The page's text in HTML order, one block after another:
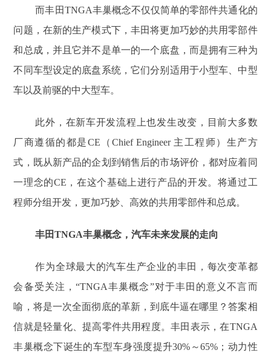
而丰田TNGA丰巢概念不仅仅简单的零部件共通化的
问题，在新的生产模式下，丰田将更加巧妙的共用零部件
和总成，并且它并不是单一的一个底盘，而是拥有三种为
不同车型设定的底盘系统，它们分别适用于小型车、中型
车以及前驱的中大型车。
此外，在新车开发流程上也发生改变，目前大多数
厂商遵循的都是CE（Chief Engineer 主工程师）生产方
式，既从新产品的企划到销售后的市场评价，都对应着同
一理念的CE，在这个基础上进行产品的开发。将通过工
程师分组开发，更加巧妙、高效的共用零部件和总成。
丰田TNGA丰巢概念，汽车未来发展的走向
作为全球最大的汽车生产企业的丰田，每次变革都
会备受关注，“TNGA丰巢概念”对于丰田的意义不言而
喻，将是一次全面彻底的革新，到底牛逼在哪里？答案相
信就是轻量化、提高零件共用程度。丰田表示，在TNGA
丰巢概念下诞生的车型车身强度提升30%～65%；动力性